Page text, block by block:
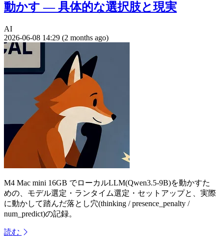
動かす — 具体的な選択肢と現実
AI
2026-06-08 14:29 (2 months ago)
M4 Mac mini 16GB でローカルLLM(Qwen3.5-9B)を動かすた
めの、モデル選定・ランタイム選定・セットアップと、実際
に動かして踏んだ落とし穴(thinking / presence_penalty /
num_predict)の記録。
読む